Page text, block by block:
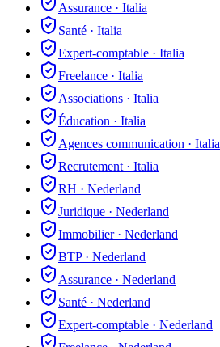
Assurance · Italia
Santé · Italia
Expert-comptable · Italia
Freelance · Italia
Associations · Italia
Éducation · Italia
Agences communication · Italia
Recrutement · Italia
RH · Nederland
Juridique · Nederland
Immobilier· Nederland
BTP· Nederland
Assurance · Nederland
Santé · Nederland
Expert-comptable · Nederland